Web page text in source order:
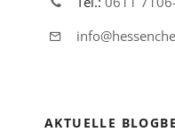
AKTUELLE